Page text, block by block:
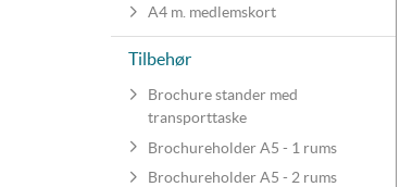
A4 m. medlemskort
Tilbehør
Brochure stander med
transporttaske
Brochureholder A5 - 1 rums
Brochureholder A5 - 2 rums